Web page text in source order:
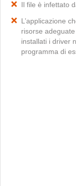
Il file è infettato
L’applicazione
risorse
installati i driver
programma di